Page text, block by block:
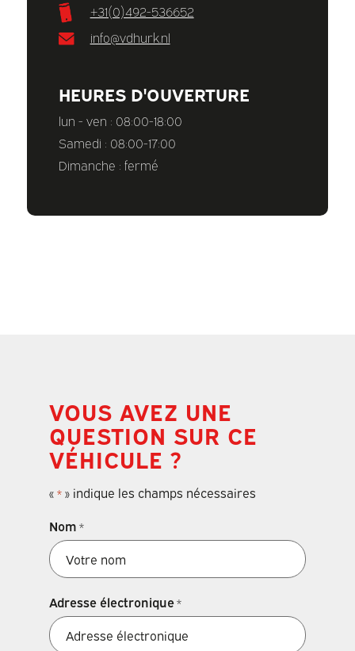
+31(0)492-536652
info@vdhurk.nl
HEURES D'OUVERTURE
lun - ven : 08:00-18:00
Samedi : 08:00-17:00
Dimanche : fermé
VOUS AVEZ UNE
QUESTION SUR CE
VÉHICULE ?
«* » indique les champs nécessaires
Nom *
Adresse électronique*